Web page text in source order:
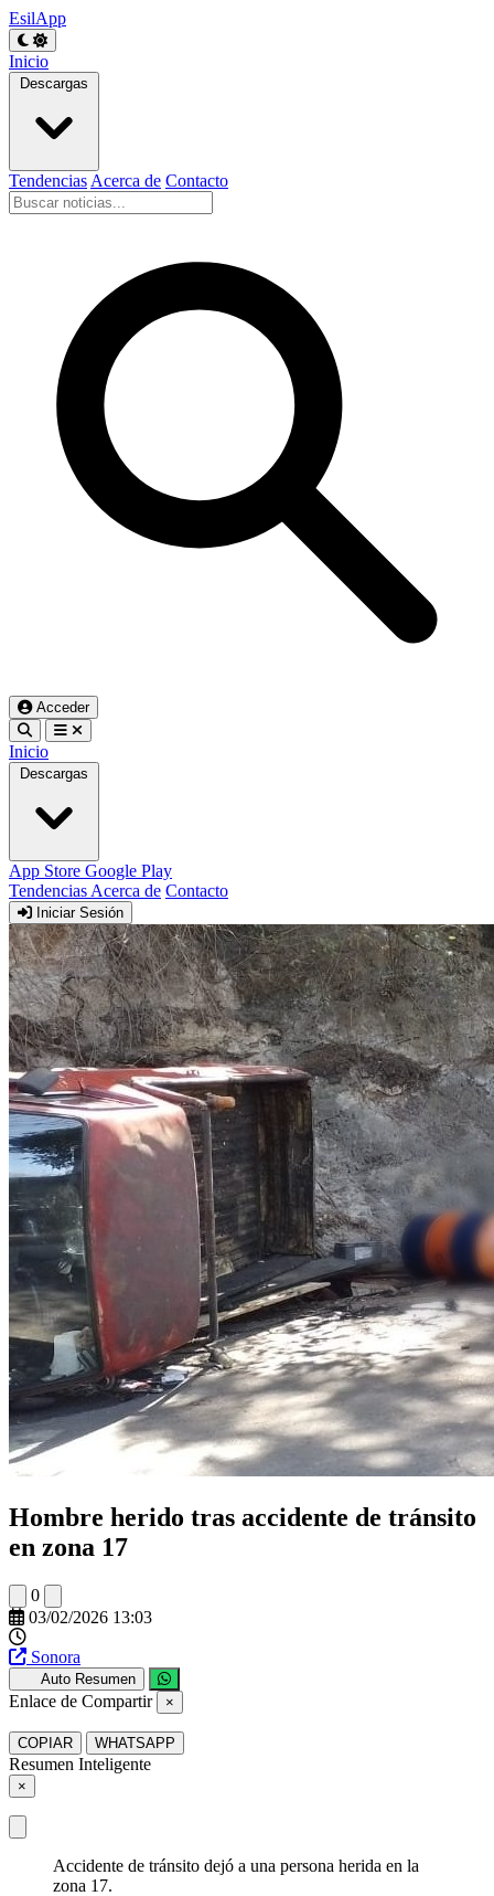
EsilApp
Inicio
Descargas
Tendencias Acerca de Contacto
Acceder
Inicio
Descargas
App Store Google Play
Tendencias Acerca de Contacto
Iniciar Sesión
Hombre herido tras accidente de tránsito
en zona 17
0
03/02/2026 13:03
Sonora
Auto Resumen
Enlace de Compartir ×
COPIAR WHATSAPP
Resumen Inteligente
×
Accidente de tránsito dejó a una persona herida en la
zona 17.